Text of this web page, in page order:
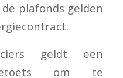
plafonds gelden
geldt een
om te